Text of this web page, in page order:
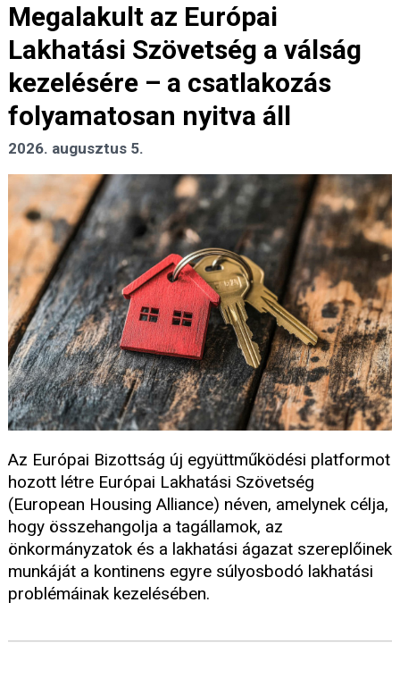
Megalakult az Európai
Lakhatási Szövetség a válság
kezelésére – a csatlakozás
folyamatosan nyitva áll
2026. augusztus 5.
Az Európai Bizottság új együttműködési platformot
hozott létre Európai Lakhatási Szövetség
(European Housing Alliance) néven, amelynek célja,
hogy összehangolja a tagállamok, az
önkormányzatok és a lakhatási ágazat szereplőinek
munkáját a kontinens egyre súlyosbodó lakhatási
problémáinak kezelésében.